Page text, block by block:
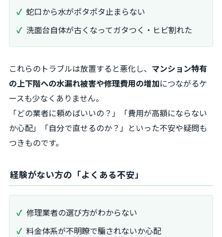
蛇口から水がポタポタ止まらない
洗面台自体が古くなってガタつく・ヒビ割れた
これらのトラブルは放置すると悪化し、 マンション特有
の上下階への水漏れ被害や修理費用の増加につながるケ
ースも少なくありません。
「どの業者に頼めばいいの？」「費用が高額にならない
か心配」「自分で直せるのか？」といった不安や疑問も
つきものです。
経験がない方の「よくある不安」
修理業者の選び方がわからない
料金体系が不明瞭で騙されないか心配